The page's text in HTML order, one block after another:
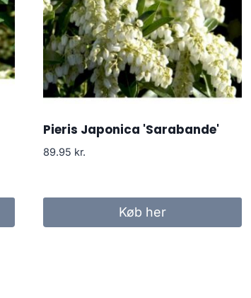
Pieris Japonica 'Sarabande'
89.95 kr.
Køb her